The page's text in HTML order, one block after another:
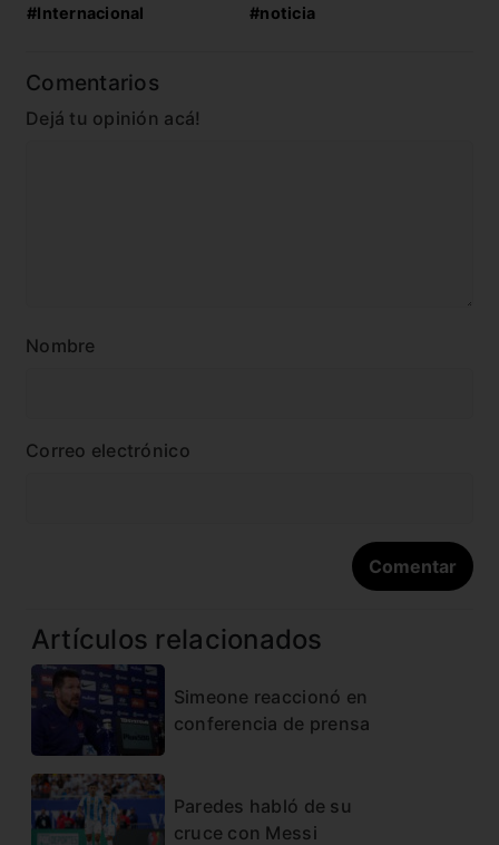
#Internacional #noticia
Comentarios
Dejá tu opinión acá!
Nombre
Correo electrónico
Artículos relacionados
Simeone reaccionó en
conferencia de prensa
Paredes habló de su
cruce con Messi